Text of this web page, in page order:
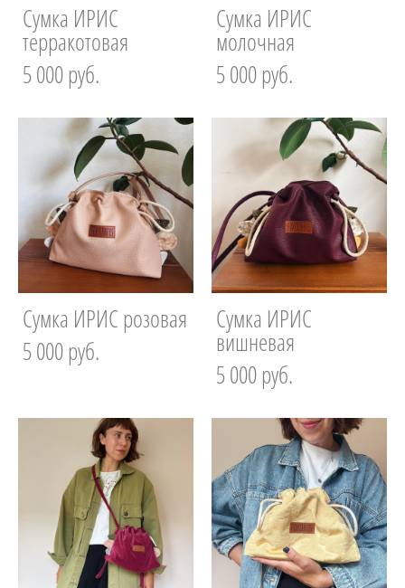
Сумка ИРИС
терракотовая
5 000 pуб.
Сумка ИРИС
молочная
5 000 pуб.
Сумка ИРИС розовая
5 000 pуб.
Сумка ИРИС
вишневая
5 000 pуб.